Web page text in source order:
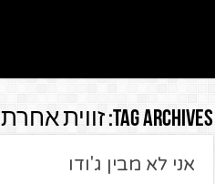
Tag Archives: זווית אחרת
אני לא מבין ג'ודו